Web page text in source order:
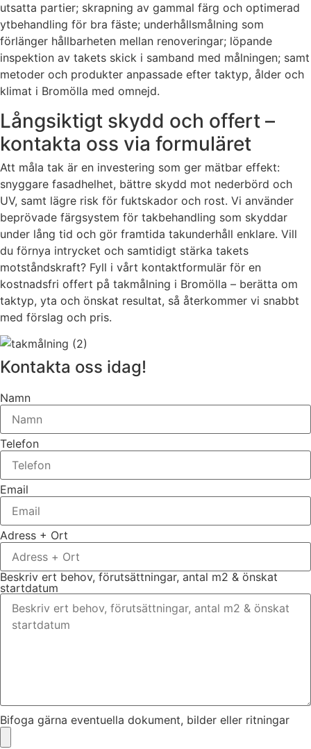
utsatta partier; skrapning av gammal färg och optimerad
ytbehandling för bra fäste; underhållsmålning som
förlänger hållbarheten mellan renoveringar; löpande
inspektion av takets skick i samband med målningen; samt
metoder och produkter anpassade efter taktyp, ålder och
klimat i Bromölla med omnejd.
Långsiktigt skydd och offert –
kontakta oss via formuläret
Att måla tak är en investering som ger mätbar effekt:
snyggare fasadhelhet, bättre skydd mot nederbörd och
UV, samt lägre risk för fuktskador och rost. Vi använder
beprövade färgsystem för takbehandling som skyddar
under lång tid och gör framtida takunderhåll enklare. Vill
du förnya intrycket och samtidigt stärka takets
motståndskraft? Fyll i vårt kontaktformulär för en
kostnadsfri offert på takmålning i Bromölla – berätta om
taktyp, yta och önskat resultat, så återkommer vi snabbt
med förslag och pris.
Kontakta oss idag!
Namn
Telefon
Email
Adress + Ort
Beskriv ert behov, förutsättningar, antal m2 & önskat
startdatum
Bifoga gärna eventuella dokument, bilder eller ritningar